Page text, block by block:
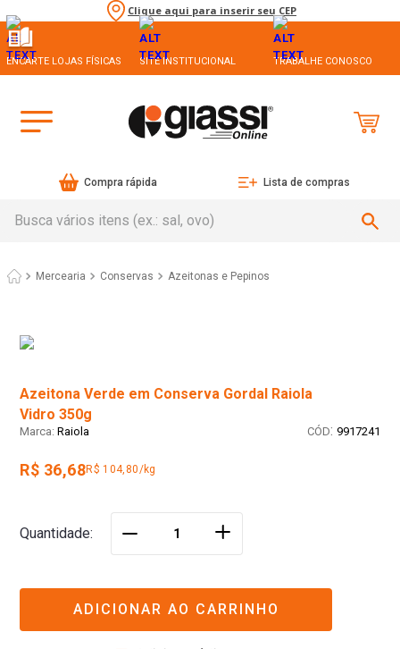
Clique aqui para inserir seu CEP
ENCARTE LOJAS FÍSICAS SITE INSTITUCIONAL TRABALHE CONOSCO
Compra rápida Lista de compras
Mercearia Conservas Azeitonas e Pepinos
Azeitona Verde em Conserva Gordal Raiola
Vidro 350g
Raiola : 9917241
R$ 36,68R$ 104,80/kg
Quantidade ＋
ADICIONAR AO CARRINHO